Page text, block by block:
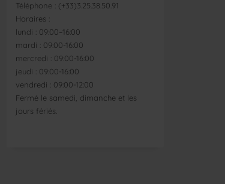
Téléphone : (+33)3.25.38.50.91
Horaires :
lundi : 09:00–16:00
mardi : 09:00-16:00
mercredi : 09:00-16:00
jeudi : 09:00-16:00
vendredi : 09:00-12:00
Fermé le samedi, dimanche et les
jours fériés.